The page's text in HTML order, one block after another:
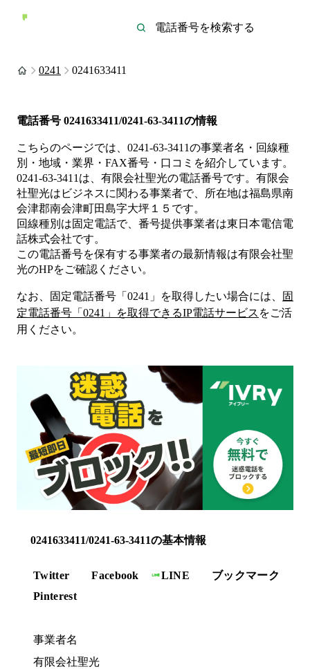
0241 0241633411
電話番号 0241633411/0241-63-3411の情報
こちらのページでは、 0241-63-3411の事業者名・回線種
別・地域・業界・FAX番号・口コミを紹介しています。
0241-63-3411 は、 有限会社聖光の電話番号です。 有限会
社聖光は ビジネスに関わる事業者で、所在地は福島県南
会津郡南会津町田島字大坪１５ です。
回線種別は固定電話で、番号提供事業者は東日本電信電
話株式会社です。
この電話番号を保有する事業者の最新情報は有限会社聖
光のHPをご確認ください。
なお、固定電話番号「 0241 」を取得したい場合には、
固
定電話番号「 0241 」を取得できるIP電話サービス をご活
用ください。
0241633411/0241-63-3411の基本情報
Twitter Facebook LINE
ブックマーク
Pinterest
事業者名
有限会社聖光